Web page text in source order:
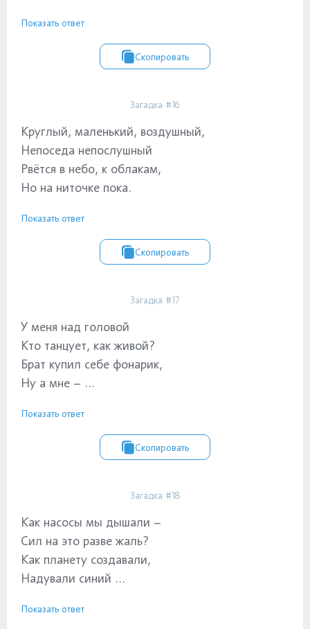
Показать ответ
Скопировать
Загадка #16
Круглый, маленький, воздушный,
Непоседа непослушный
Рвётся в небо, к облакам,
Но на ниточке пока.
Показать ответ
Скопировать
Загадка #17
У меня над головой
Кто танцует, как живой?
Брат купил себе фонарик,
Ну а мне – ...
Показать ответ
Скопировать
Загадка #18
Как насосы мы дышали –
Сил на это разве жаль?
Как планету создавали,
Надували синий ...
Показать ответ